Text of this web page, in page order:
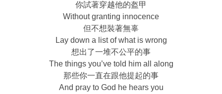
你試著穿越他的盔甲
Without granting innocence
但不想裝著無辜
Lay down a list of what is wrong
想出了一堆不公平的事
The things you’ve told him all along
那些你一直在跟他提起的事
And pray to God he hears you